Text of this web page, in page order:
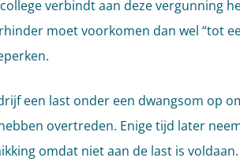
verbindt aan deze vergunning
moet voorkomen dan wel “tot
een last onder een dwangsom op
overtreden. Enige tijd later
omdat niet aan de last is voldaan.